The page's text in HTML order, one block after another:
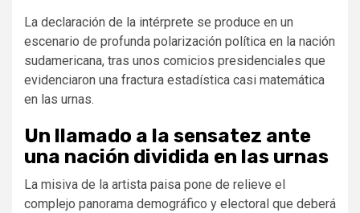
La declaración de la intérprete se produce en un
escenario de profunda polarización política en la nación
sudamericana, tras unos comicios presidenciales que
evidenciaron una fractura estadística casi matemática
en las urnas.
Un llamado a la sensatez ante
una nación dividida en las urnas
La misiva de la artista paisa pone de relieve el
complejo panorama demográfico y electoral que deberá